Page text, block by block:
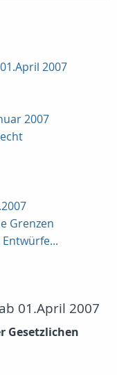
2007
2007
Grenzen
01.April 2007
Gesetzlichen